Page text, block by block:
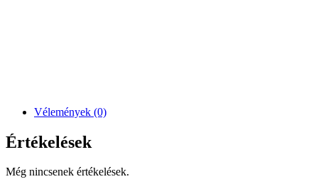
Vélemények (0)
Értékelések
Még nincsenek értékelések.